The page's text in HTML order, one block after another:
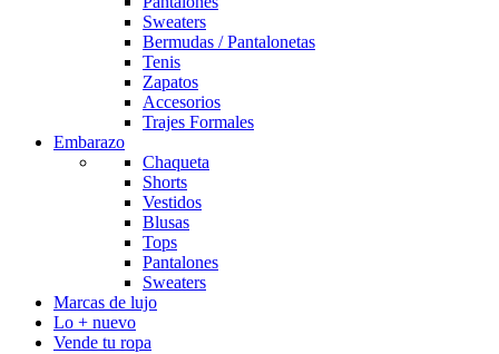
Sweaters
Bermudas / Pantalonetas
Tenis
Zapatos
Accesorios
Trajes Formales
Embarazo
Chaqueta
Shorts
Vestidos
Blusas
Tops
Pantalones
Sweaters
Marcas de lujo
Lo + nuevo
Vende tu ropa